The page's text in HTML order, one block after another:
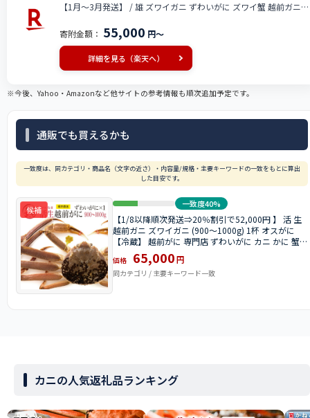
【1月～3月発送】 / 雄 ズワイガニ ずわいがに ズワイ蟹 越前ガニ
寄附金額： 55,000 円～
詳細を見る（楽天へ）
※今後、Yahoo・Amazonなど他サイトの参考情報も順次追加予定です。
通販でも買えるかも
一致度は、同カテゴリ・商品名（文字の近さ）・内容量/規格・主要キーワードの一致をもとに算出
した目安です。
候補
一致度40%
【1/8以降順次発送⇒20％割引で52,000円 】 活 生
越前ガニ ズワイガニ (900〜1000g) 1杯 オスがに
【冷蔵】 越前がに 専門店 ずわいがに カニ かに 蟹
ギフト 加能ガニ 送料無料
価格 65,000円
同カテゴリ / 主要キーワード一致
カニの人気返礼品ランキング